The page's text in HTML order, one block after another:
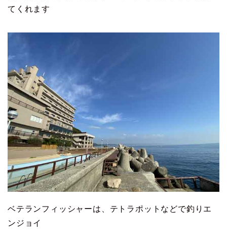
てくれます
ベテランフィッシャーは、テトラポットなどで釣りエ
ンジョイ